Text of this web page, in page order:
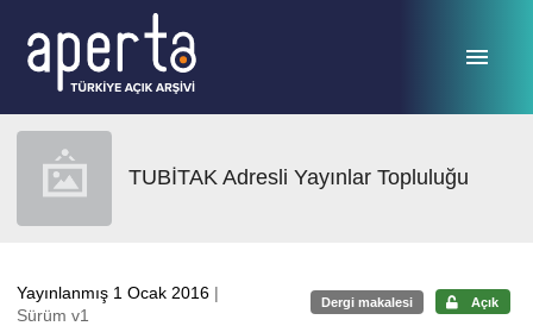
TUBİTAK Adresli Yayınlar Topluluğu
Yayınlanmış 1 Ocak 2016 |
Sürüm v1
Dergi makalesi Açık